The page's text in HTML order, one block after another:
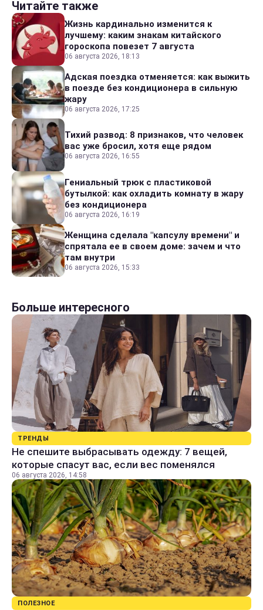
Читайте также
Жизнь кардинально изменится к
лучшему: каким знакам китайского
гороскопа повезет 7 августа
06 августа 2026, 18:13
Адская поездка отменяется: как выжить
в поезде без кондиционера в сильную
жару
06 августа 2026, 17:25
Тихий развод: 8 признаков, что человек
вас уже бросил, хотя еще рядом
06 августа 2026, 16:55
Гениальный трюк с пластиковой
бутылкой: как охладить комнату в жару
без кондиционера
06 августа 2026, 16:19
Женщина сделала "капсулу времени" и
спрятала ее в своем доме: зачем и что
там внутри
06 августа 2026, 15:33
Больше интересного
ТРЕНДЫ
Не спешите выбрасывать одежду: 7 вещей,
которые спасут вас, если вес поменялся
06 августа 2026, 14:58
ПОЛЕЗНОЕ